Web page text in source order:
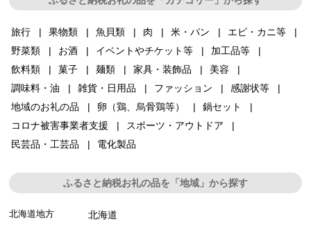
旅行 果物類 魚貝類 肉 米・パン
エビ・カニ等
野菜類
お酒 イベントやチケット等
加工品等
飲料類
菓子 麺類 家具・装飾品
美容
調味料・油
雑貨・日用品 ファッション
感謝状等
地域のお礼の品
卵（鶏、烏骨鶏等）
鍋セット
コロナ被害事業者支援
スポーツ・アウトドア
民芸品・工芸品
電化製品
ふるさと納税お礼の品を「地域」から探す
北海道地方 北海道